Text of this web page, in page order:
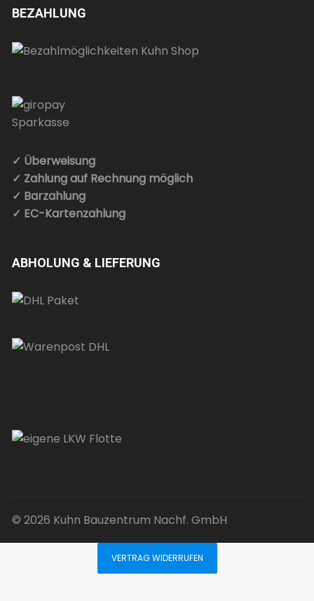
BEZAHLUNG
✓ Überweisung
✓ Zahlung auf Rechnung möglich
✓ Barzahlung
✓ EC-Kartenzahlung
ABHOLUNG & LIEFERUNG
© 2026 Kuhn Bauzentrum Nachf. GmbH
VERTRAG WIDERRUFEN